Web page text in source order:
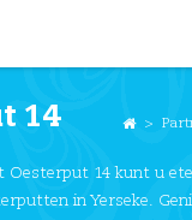
>
14
Oesterput 14 kunt u
in Yerseke.